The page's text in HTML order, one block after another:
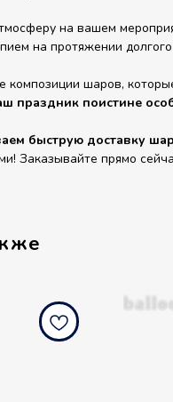
на вашем
на протяжении
композиции шаров,
праздник поистине
быструю доставку
Заказывайте прямо